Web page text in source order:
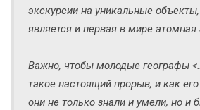
экскурсии на уникальные
является и первая в мире атомная
Важно, чтобы молодые географы
такое настоящий прорыв, и как
они не только знали и умели, но и